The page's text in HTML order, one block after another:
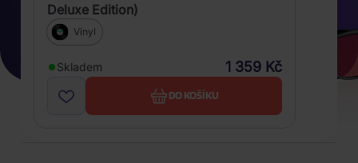
Deluxe Edition)
Vinyl
Skladem 1 359 Kč
DO KOŠÍKU